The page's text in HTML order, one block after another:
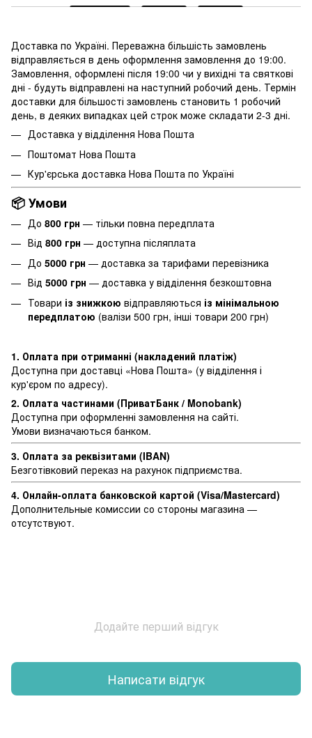
Доставка по Україні. Переважна більшість замовлень
відправляється в день оформлення замовлення до 19:00.
Замовлення, оформлені після 19:00 чи у вихідні та святкові
дні - будуть відправлені на наступний робочий день. Термін
доставки для більшості замовлень становить 1 робочий
день, в деяких випадках цей строк може складати 2-3 дні.
Доставка у відділення Нова Пошта
Поштомат Нова Пошта
Кур'єрська доставка Нова Пошта по Україні
📦 Умови
До 800 грн — тільки повна передплата
Від 800 грн — доступна післяплата
До 5000 грн — доставка за тарифами перевізника
Від 5000 грн — доставка у відділення безкоштовна
Товари із знижкою відправляються із мінімальною
передплатою (валізи 500 грн, інші товари 200 грн)
1. Оплата при отриманні (накладений платіж)
Доступна при доставці «Нова Пошта» (у відділення і
кур'єром по адресу).
2. Оплата частинами (ПриватБанк / Monobank)
Доступна при оформленні замовлення на сайті.
Умови визначаються банком.
3. Оплата за реквізитами (IBAN)
Безготівковий переказ на рахунок підприємства.
4. Онлайн-оплата банковской картой (Visa/Mastercard)
Дополнительные комиссии со стороны магазина —
отсутствуют.
Додайте перший відгук
Написати відгук